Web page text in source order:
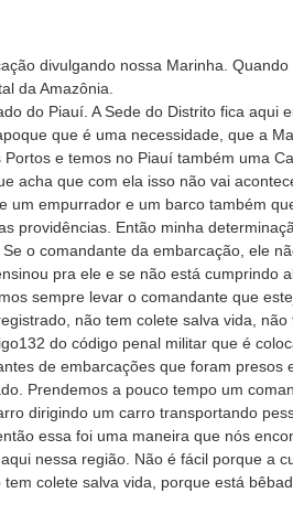
divulgando nossa Marinha.
da Amazônia.
do Piauí. A Sede do Distrito fica aqui
que é uma necessidade, que a
e temos no Piauí também uma
acha que com ela isso não vai
empurrador e um barco também
providências. Então minha
o comandante da embarcação, ele
pra ele e se não está cumprindo
sempre levar o comandante que
não tem colete salva vida,
do código penal militar que é
de embarcações que foram
Prendemos a pouco tempo um
dirigindo um carro transportando
essa foi uma maneira que nós
nessa região. Não é fácil porque a
colete salva vida, porque está